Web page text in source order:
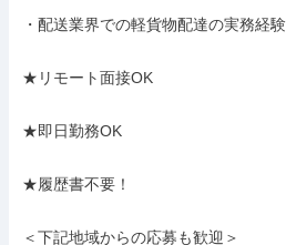
・配送業界での軽貨物配達の実務経験
★リモート面接OK
★即日勤務OK
★履歴書不要！
＜下記地域からの応募も歓迎＞